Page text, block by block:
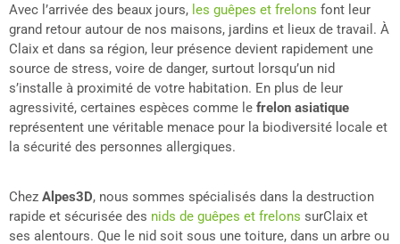
Avec l’arrivée des beaux jours, les guêpes et frelons font leur
grand retour autour de nos maisons, jardins et lieux de travail. À
Claix et dans sa région, leur présence devient rapidement une
source de stress, voire de danger, surtout lorsqu’un nid
s’installe à proximité de votre habitation. En plus de leur
agressivité, certaines espèces comme le frelon asiatique
représentent une véritable menace pour la biodiversité locale et
la sécurité des personnes allergiques.
Chez Alpes3D, nous sommes spécialisés dans la destruction
rapide et sécurisée des nids de guêpes et frelons surClaix et
ses alentours. Que le nid soit sous une toiture, dans un arbre ou